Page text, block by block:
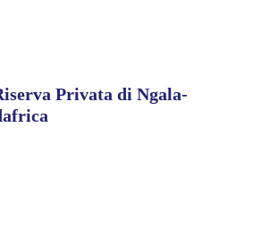
Privata di Ngala-